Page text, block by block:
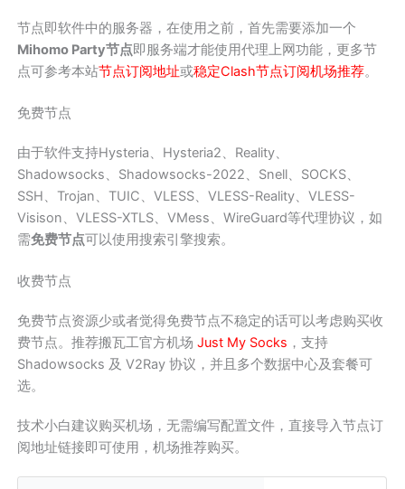
节点即软件中的服务器，在使用之前，首先需要添加一个
Mihomo Party节点即服务端才能使用代理上网功能，更多节
点可参考本站节点订阅地址或稳定Clash节点订阅机场推荐。
免费节点
由于软件支持Hysteria、Hysteria2、Reality、
Shadowsocks、Shadowsocks-2022、Snell、SOCKS、
SSH、Trojan、TUIC、VLESS、VLESS-Reality、VLESS-
Visison、VLESS-XTLS、VMess、WireGuard等代理协议，如
需免费节点可以使用搜索引擎搜索。
收费节点
免费节点资源少或者觉得免费节点不稳定的话可以考虑购买收
费节点。推荐搬瓦工官方机场Just My Socks ，支持
Shadowsocks 及 V2Ray 协议，并且多个数据中心及套餐可
选。
技术小白建议购买机场，无需编写配置文件，直接导入节点订
阅地址链接即可使用，机场推荐购买。